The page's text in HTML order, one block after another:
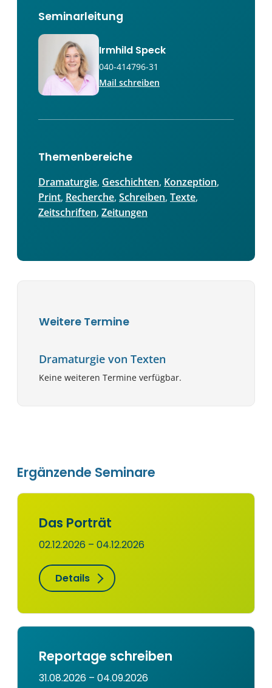
Seminarleitung
Irmhild Speck
040-414796-31
Mail schreiben
Themenbereiche
Dramaturgie, Geschichten, Konzeption
Print, Recherche, Schreiben, Texte
Zeitschriften, Zeitungen
Weitere Termine
Dramaturgie von Texten
Keine weiteren Termine verfügbar.
Ergänzende Seminare
Das Porträt
02.12.2026 – 04.12.2026
Details
Reportage schreiben
31.08.2026 – 04.09.2026